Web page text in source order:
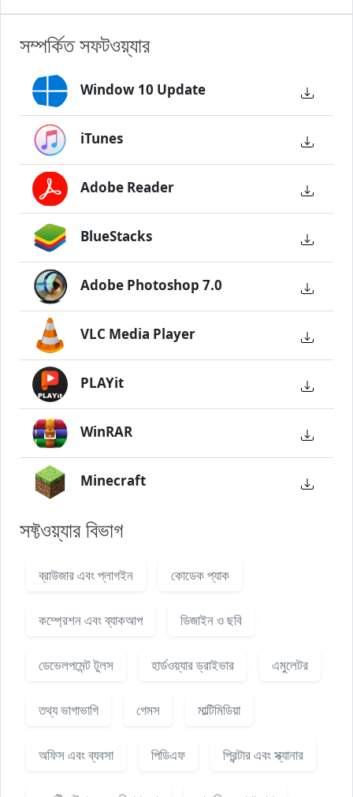
সম্পর্কিত সফটওয়্যার
Window 10 Update
iTunes
Adobe Reader
BlueStacks
Adobe Photoshop 7.0
VLC Media Player
PLAYit
WinRAR
Minecraft
সফ্টওয়্যার বিভাগ
ব্রাউজার এবং প্লাগইন কোডেক প্যাক
কম্প্রেশন এবং ব্যাকআপ ডিজাইন ও ছবি
ডেভেলপমেন্ট টুলস হার্ডওয়্যার ড্রাইভার এমুলেটর
তথ্য ভাগাভাগি গেমস মাল্টিমিডিয়া
অফিস এবং ব্যবসা পিডিএফ প্রিন্টার এবং স্ক্যানার